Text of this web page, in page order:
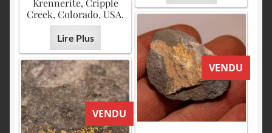
Krennerite, Cripple
Creek, Colorado, USA.
Lire Plus
VENDU
VENDU